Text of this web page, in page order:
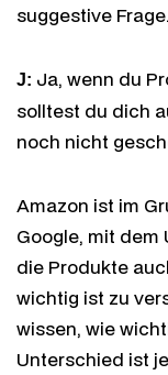
suggestive Frage.
J: Ja, wenn du
solltest du dich
noch nicht
Amazon ist im
Google, mit
die Produkte
wichtig ist zu
wissen, wie
Unterschied ist